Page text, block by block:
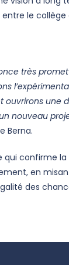
le collège
très
ouvrirons une
nouveau
Berna.
qui confirme
en
des